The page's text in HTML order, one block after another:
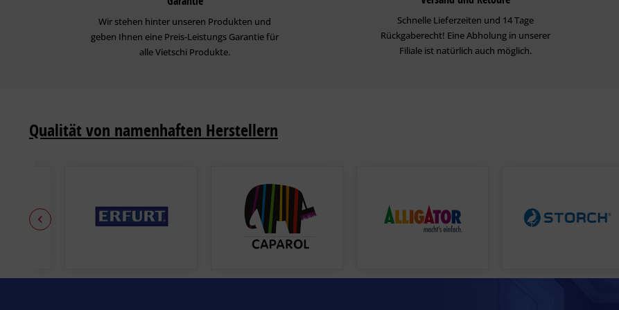
Wir stehen hinter unseren Produkten und
geben Ihnen eine Preis-Leistungs Garantie für
alle Vietschi Produkte.
Schnelle Lieferzeiten und 14 Tage
Rückgaberecht! Eine Abholung in unserer
Filiale ist natürlich auch möglich.
Qualität von namenhaften Herstellern